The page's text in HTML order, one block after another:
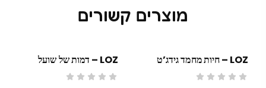
מוצרים קשורים
LOZ – חיות מחמד גידג’ט LOZ – דמות של שועל